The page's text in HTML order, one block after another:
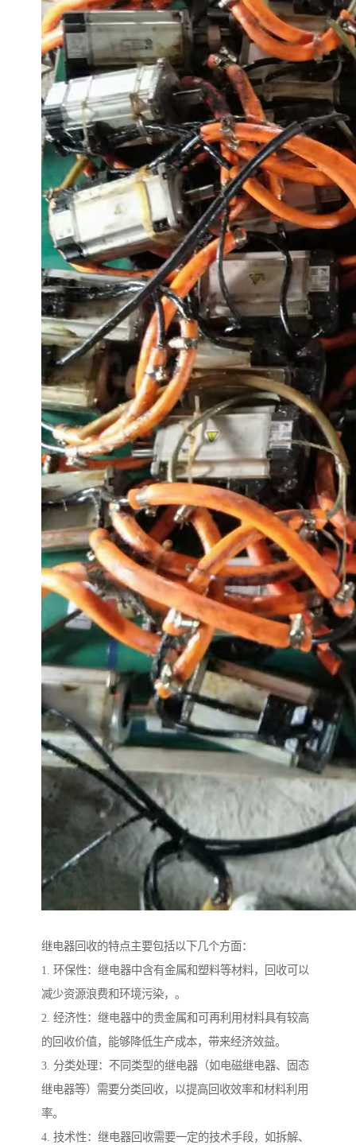
继电器回收的特点主要包括以下几个方面：
1. 环保性：继电器中含有金属和塑料等材料，回收可以
减少资源浪费和环境污染，。
2. 经济性：继电器中的贵金属和可再利用材料具有较高
的回收价值，能够降低生产成本，带来经济效益。
3. 分类处理：不同类型的继电器（如电磁继电器、固态
继电器等）需要分类回收，以提高回收效率和材料利用
率。
4. 技术性：继电器回收需要一定的技术手段，如拆解、